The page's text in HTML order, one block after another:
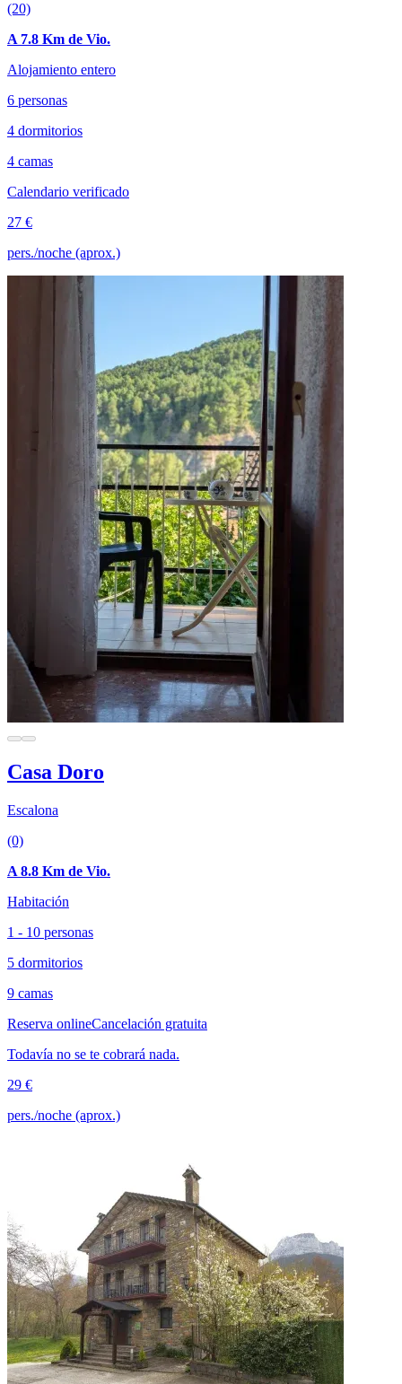
(20)
A 7.8 Km de Vio.
Alojamiento entero
6 personas
4 dormitorios
4 camas
Calendario verificado
27 €
pers./noche (aprox.)
Casa Doro
Escalona
(0)
A 8.8 Km de Vio.
Habitación
1 - 10 personas
5 dormitorios
9 camas
Reserva onlineCancelación gratuita
Todavía no se te cobrará nada.
29 €
pers./noche (aprox.)